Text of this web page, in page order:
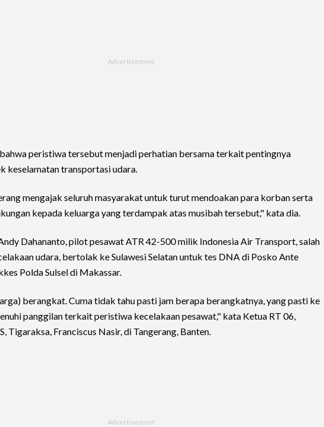
peristiwa tersebut menjadi perhatian bersama terkait pentingnya
keselamatan transportasi udara.
mengajak seluruh masyarakat untuk turut mendoakan para korban serta
kepada keluarga yang terdampak atas musibah tersebut," kata dia.
Dahananto, pilot pesawat ATR 42-500 milik Indonesia Air Transport, salah
udara, bertolak ke Sulawesi Selatan untuk tes DNA di Posko Ante
Polda Sulsel di Makassar.
berangkat. Cuma tidak tahu pasti jam berapa berangkatnya, yang pasti ke
panggilan terkait peristiwa kecelakaan pesawat," kata Ketua RT 06,
Tigaraksa, Franciscus Nasir, di Tangerang, Banten.